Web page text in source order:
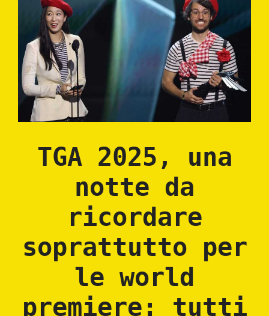
TGA 2025, una
notte da
ricordare
soprattutto per
le world
premiere: tutti